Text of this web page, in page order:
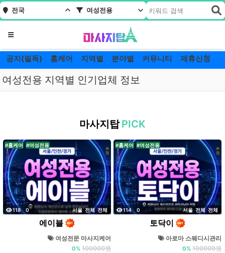
전국 여성전용
메뉴
공지(필독) 홈케어 지역별 분야별 커뮤니티 제휴신청
여성전용 지역별 인기업체 정보
용
내
주
변
마
사
지
마사지탑 PICK
118조회
0댓글 서울 전체 전체
#홈케어 #여성전용
에이블
여성전문 마사지케어
0% 100000원
114조회
0 댓글 서울 전체 전체
#홈케어 #여성전용
토닥이
아로마 스웨디시관리
0% 100000원